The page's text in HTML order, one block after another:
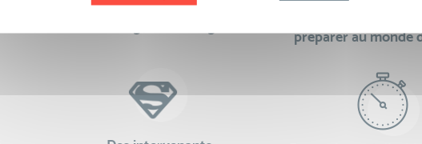
100% des formations réalisables
préparer au monde